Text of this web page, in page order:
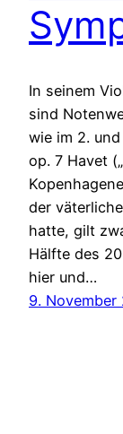
In seinem
sind
wie im 2.
op. 7 Havet
der
hatte, gilt
Hälfte des
hier und…
9. November